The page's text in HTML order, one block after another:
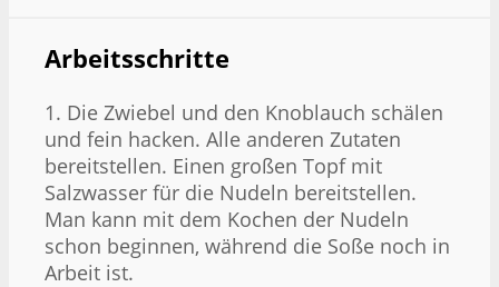
Arbeitsschritte
1. Die Zwiebel und den Knoblauch schälen
und fein hacken. Alle anderen Zutaten
bereitstellen. Einen großen Topf mit
Salzwasser für die Nudeln bereitstellen.
Man kann mit dem Kochen der Nudeln
schon beginnen, während die Soße noch in
Arbeit ist.